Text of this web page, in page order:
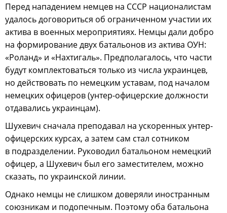
Перед нападением немцев на СССР националистам
удалось договориться об ограниченном участии их
актива в военных мероприятиях. Немцы дали добро
на формирование двух батальонов из актива ОУН:
«Роланд» и «Нахтигаль». Предполагалось, что части
будут комплектоваться только из числа украинцев,
но действовать по немецким уставам, под началом
немецких офицеров (унтер-офицерские должности
отдавались украинцам).
Шухевич сначала преподавал на ускоренных унтер-
офицерских курсах, а затем сам стал сотником
в подразделении. Руководил батальоном немецкий
офицер, а Шухевич был его заместителем, можно
сказать, по украинской линии.
Однако немцы не слишком доверяли иностранным
союзникам и подопечным. Поэтому оба батальона